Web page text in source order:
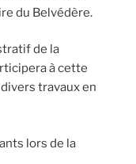
du Belvédère.
de la
à cette
travaux en
lors de la